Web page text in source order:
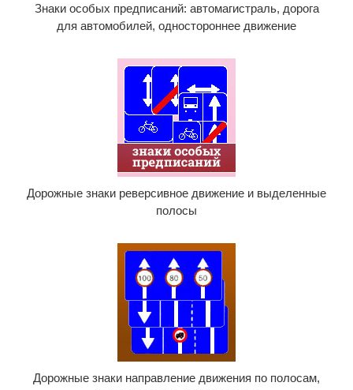
Знаки особых предписаний: автомагистраль, дорога
для автомобилей, одностороннее движение
Дорожные знаки реверсивное движение и выделенные
полосы
Дорожные знаки направление движения по полосам,